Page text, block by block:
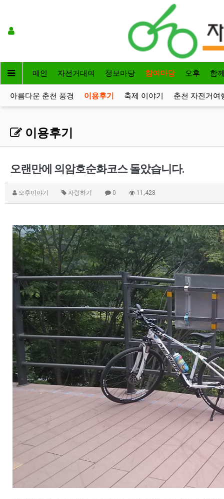
메인 자전거대여 정보마당 참여마당 오후 함
아름다운 춘천 풍경 이용후기 축제 이야기 춘천 자전거여
이용후기
오랜만에 의암호순화코스 돌았습니다.
오후이야기 자랑하기 0 11,428